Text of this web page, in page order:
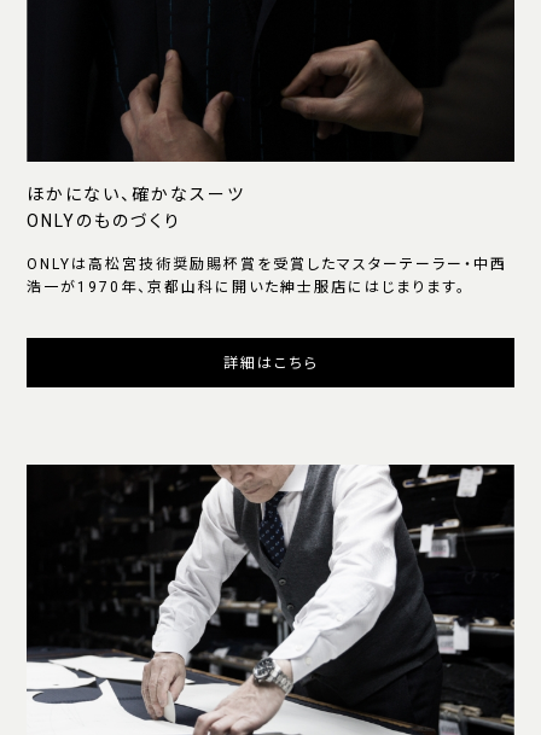
ほかにない、確かなスーツ
ONLYのものづくり
ONLYは高松宮技術奨励賜杯賞を受賞したマスターテーラー・中西
浩一が1970年、京都山科に開いた紳士服店にはじまります。
詳細はこちら